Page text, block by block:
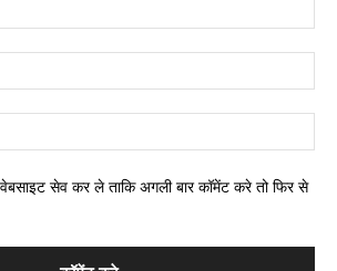
सेव कर ले ताकि अगली बार कॉमेंट करे तो फिर से